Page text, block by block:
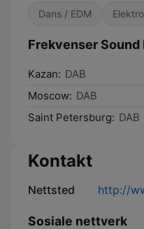
Dans / EDM
Frekvenser Sound
Kazan: DAB
Moscow: DAB
Saint Petersburg: DAB
Kontakt
Nettsted http://
Sosiale nettverk